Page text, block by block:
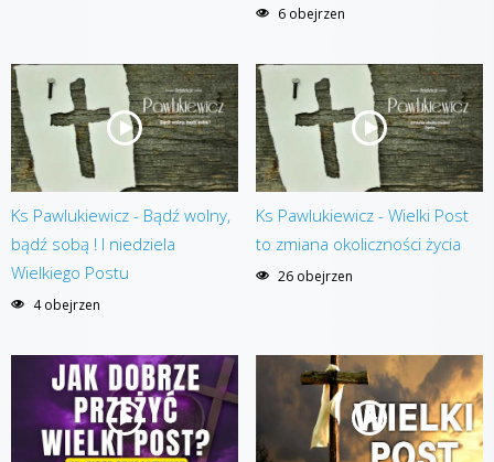
6 obejrzen
Ks Pawlukiewicz - Bądź wolny,
bądź sobą ! I niedziela
Wielkiego Postu
4 obejrzen
Ks Pawlukiewicz - Wielki Post
to zmiana okoliczności życia
26 obejrzen